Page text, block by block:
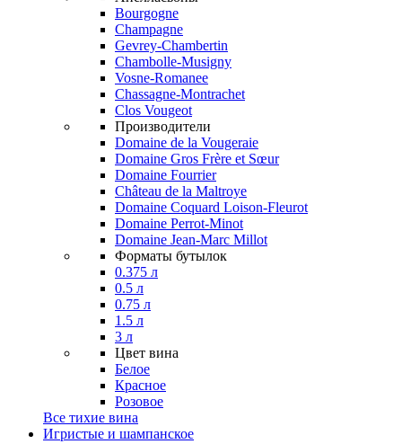
Bourgogne
Champagne
Gevrey-Chambertin
Chambolle-Musigny
Vosne-Romanee
Chassagne-Montrachet
Clos Vougeot
Производители
Domaine de la Vougeraie
Domaine Gros Frère et Sœur
Domaine Fourrier
Château de la Maltroye
Domaine Coquard Loison-Fleurot
Domaine Perrot-Minot
Domaine Jean-Marc Millot
Форматы бутылок
0.375 л
0.5 л
0.75 л
1.5 л
3 л
Цвет вина
Белое
Красное
Розовое
Все тихие вина
Игристые и шампанское